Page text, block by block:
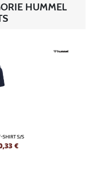
HUMMEL
SHIRT S/S
€